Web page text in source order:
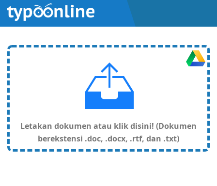
Letakan dokumen atau klik disini! (Dokumen
berekstensi .doc, .docx, .rtf, dan .txt)